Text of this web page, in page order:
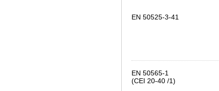
EN 50525-3-41
EN 50565-1
(CEI 20-40 /1)